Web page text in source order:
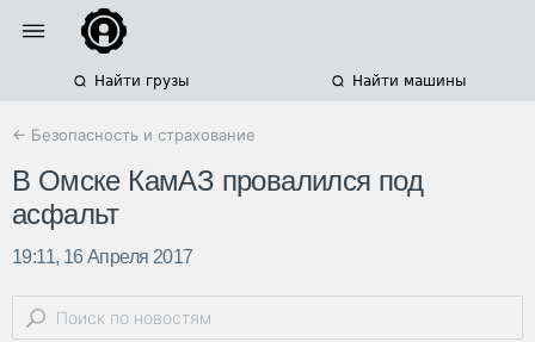
Найти грузы Найти машины
← Безопасность и страхование
В Омске КамАЗ провалился под
асфальт
19:11, 16 Апреля 2017